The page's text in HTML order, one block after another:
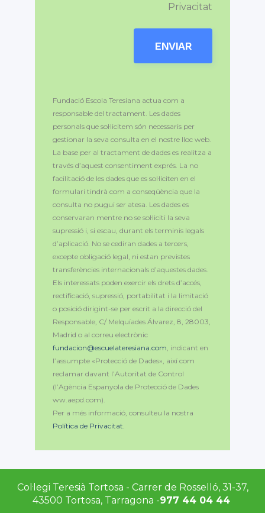
Privacitat
Fundació Escola Teresiana actua com a
responsable del tractament. Les dades
personals que sol·licitem són necessaris per
gestionar la seva consulta en el nostre lloc web.
La base per al tractament de dades es realitza a
través d’aquest consentiment exprés. La no
facilitació de les dades que es sol·liciten en el
formulari tindrà com a conseqüència que la
consulta no pugui ser atesa. Les dades es
conservaran mentre no se sol·liciti la seva
supressió i, si escau, durant els terminis legals
d’aplicació. No se cediran dades a tercers,
excepte obligació legal, ni estan previstes
transferències internacionals d’aquestes dades.
Els interessats poden exercir els drets d’accés,
rectificació, supressió, portabilitat i la limitació
o posició dirigint-se per escrit a la direcció del
Responsable, C/ Melquíades Álvarez, 8, 28003,
Madrid o al correu electrònic
fundacion@escuelateresiana.com, indicant en
l’assumpte «Protecció de Dades», així com
reclamar davant l’Autoritat de Control
(l’Agència Espanyola de Protecció de Dades
ww.aepd.com).
Per a més informació, consulteu la nostra
Política de Privacitat.
Col·legi Teresià Tortosa - Carrer de Rosselló, 31-37,
43500 Tortosa, Tarragona -977 44 04 44